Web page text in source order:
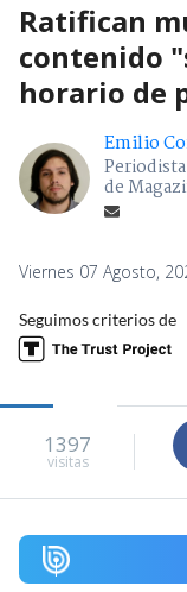
Ratifican
contenido
horario de
Emilio
de
Viernes 07 Agosto,
Seguimos criterios de
1397
visitas